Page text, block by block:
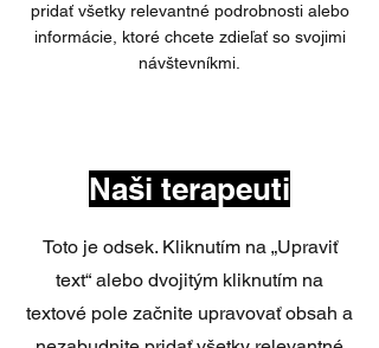
pridať všetky relevantné podrobnosti alebo
informácie, ktoré chcete zdieľať so svojimi
návštevníkmi.
Naši terapeuti
Toto je odsek. Kliknutím na „Upraviť
text“ alebo dvojitým kliknutím na
textové pole začnite upravovať obsah a